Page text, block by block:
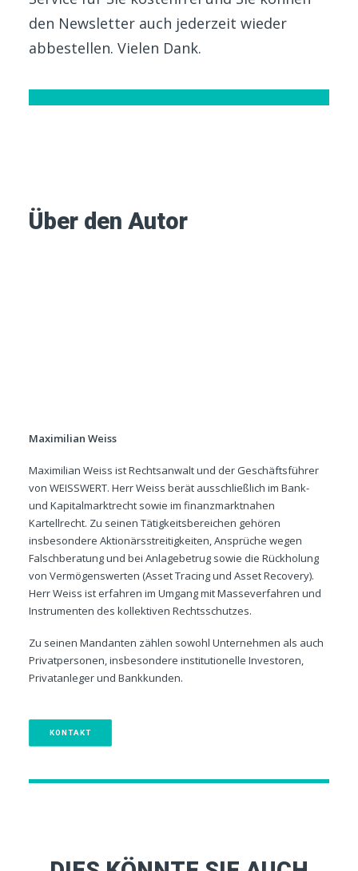
den Newsletter auch jederzeit wieder
abbestellen. Vielen Dank.
Über den Autor
Maximilian Weiss
Maximilian Weiss ist Rechtsanwalt und der Geschäftsführer
von WEISSWERT. Herr Weiss berät ausschließlich im Bank-
und Kapitalmarktrecht sowie im finanzmarktnahen
Kartellrecht. Zu seinen Tätigkeitsbereichen gehören
insbesondere Aktionärsstreitigkeiten, Ansprüche wegen
Falschberatung und bei Anlagebetrug sowie die Rückholung
von Vermögenswerten (Asset Tracing und Asset Recovery).
Herr Weiss ist erfahren im Umgang mit Masseverfahren und
Instrumenten des kollektiven Rechtsschutzes.
Zu seinen Mandanten zählen sowohl Unternehmen als auch
Privatpersonen, insbesondere institutionelle Investoren,
Privatanleger und Bankkunden.
KONTAKT